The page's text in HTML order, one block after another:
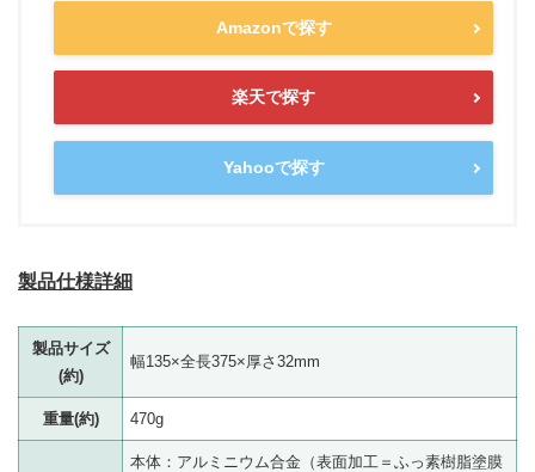
Amazonで探す
楽天で探す
Yahooで探す
製品仕様詳細
製品サイズ
(約)
幅135×全長375×厚さ32mm
重量(約) 470g
本体：アルミニウム合金（表面加工＝ふっ素樹脂塗膜